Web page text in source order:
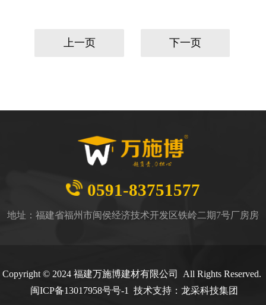
上一页 下一页
0591-83751577
地址：福建省福州市闽侯经济技术开发区铁岭二期7号厂房房
Copyright © 2024 福建万施博建材有限公司 All Rights Reserved.
闽ICP备13017958号号-1 技术支持： 龙采科技集团